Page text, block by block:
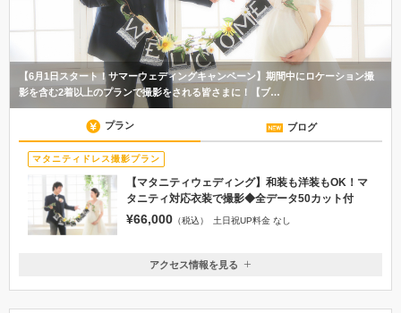
【6月1日スタート！サマーウェディングキャンペーン】期間中にロケーション撮
影を含む2着以上のプランで撮影をされる皆さまに！【ブ…
プラン ブログ
マタニティドレス撮影プラン
【マタニティウェディング】和装も洋装もOK！マ
タニティ対応衣装で撮影◆全データ50カット付
¥66,000 （税込） 土日祝UP料金 なし
宮城県仙台市若林区荒井東1-6-1 アクロスプラザ東
アクセス情報を見る